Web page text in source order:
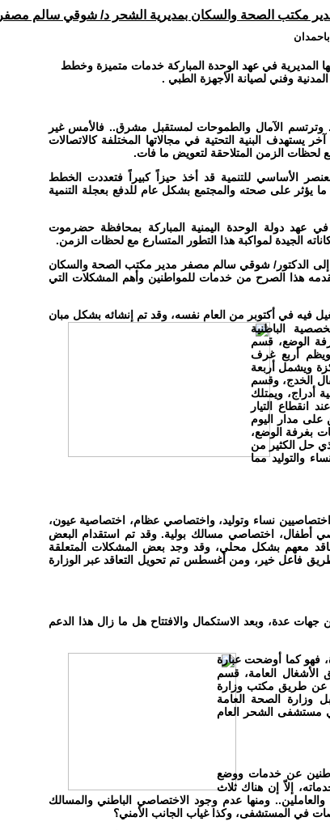
مكتب الصحة والسكان بمديرية الشحر د/ شوقي سالم مصفر
المديرية في عهد الوحدة المباركة خدمات متميزة وخطط
وفني لصيانة الأجهزة الطبي .
الآمال والطموحات لمستقبل مشرق.. فالأمس غير
يستهدف البنية التحتية في مجالاتها المختلفة كالاتصالات
لحظات الزمن المتلاحقة لتعويض ما فات.
الأساسي للتنمية قد أخذ حيزاً كبيراً فتعددت الخطط
ما يؤثر على صحته والمجتمع بشكل عام للدفع بعجلة التنمية
عهد دولة الوحدة اليمنية المباركة بمحافظة حضرموت
الجيدة لمواكبة هذا التطور المتسارع مع لحظات الزمن.
إلى الدكتور/ شوقي سالم مصفر مدير مكتب الصحة والسكان
هذا الصرح من خدمات للمواطنين وأهم المشكلات التي
وقد تم إنشائه بشكل مبان
التخصصية الباطنية
الوضع، قسم
ويظم أربع غرف
ويشمل أربعة
الخدج، وقسم
أدراج، ويمتلك
انقطاع التيار
على مدار اليوم
بغرفة الوضع،
حل الكثير من
والتوليد مما
نساء وتوليد، واختصاصي عظام، اختصاصية عيون،
أطفال، اختصاصي مسالك بولية. وقد تم استقدام البعض
معهم بشكل محلي، وقد وجد بعض المشكلات المتعلقة
فاعل خير، ومن أغسطس تم تحويل التعاقد عبر الوزارة
عدة، وبعد الاستكمال والافتتاح هل ما زال هذا الدعم
فهو كما أوضحت عبارة
العامة، قسم
عن طريق مكتب وزارة
وزارة الصحة العامة
مستشفى الشحر العام
عن خدمات ووضع
إلاّ إن هناك ثلاث
ومنها عدم وجود الاختصاصي الباطني والمسالك
في المستشفى، وكذا غياب الجانب الأمني؟